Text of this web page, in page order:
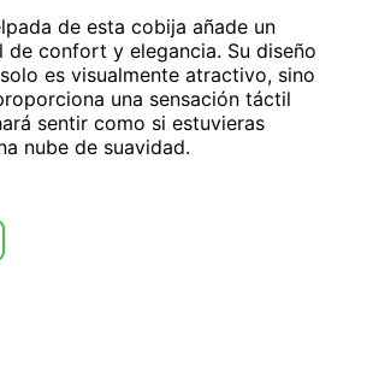
de esta cobija añade un
de confort y elegancia. Su diseño
es visualmente atractivo, sino
una sensación táctil
sentir como si estuvieras
nube de suavidad.